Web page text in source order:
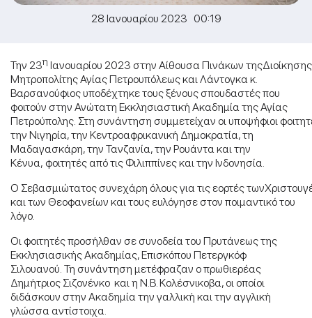
28 Ιανουαρίου 2023 00:19
Την 23η Ιανουαρίου 2023 στην Αίθουσα Πινάκων
Μητροπολίτης Αγίας Πετρουπόλεως και Λάντογκα κ.
Βαρσανούφιος υποδέχτηκε τους ξένους σπουδαστές που
φοιτούν στην Ανώτατη Εκκλησιαστική Ακαδημία της Αγίας
Πετρούπολης. Στη συνάντηση συμμετείχαν οι υποψήφιοι
την Νιγηρία, την Κεντροαφρικανική Δημοκρατία, τη
Μαδαγασκάρη, την Τανζανία, την Ρουάντα και την
Κένυα, φοιτητές από τις Φιλιππίνες και την Ινδονησία.
Ο Σεβασμιώτατος συνεχάρη όλους για τις εορτές
και των Θεοφανείων και τους ευλόγησε στον ποιμαντικό του
λόγο.
Οι φοιτητές προσήλθαν σε συνοδεία του Πρυτάνεως της
Εκκλησιασικής Ακαδημίας, Επισκόπου Πετεργκόφ
Σιλουανού. Τη συνάντηση μετέφραζαν ο πρωθιερέας
Δημήτριος Σιζονένκο και η Ν.Β. Κολέσνικοβα, οι οποίοι
διδάσκουν στην Ακαδημία την γαλλική και την αγγλική
γλώσσα αντίστοιχα.